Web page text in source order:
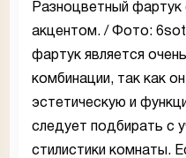
Разноцветный фартук
акцентом. / Фото:
фартук является
комбинации, так как
эстетическую и
следует подбирать с
стилистики комнаты.